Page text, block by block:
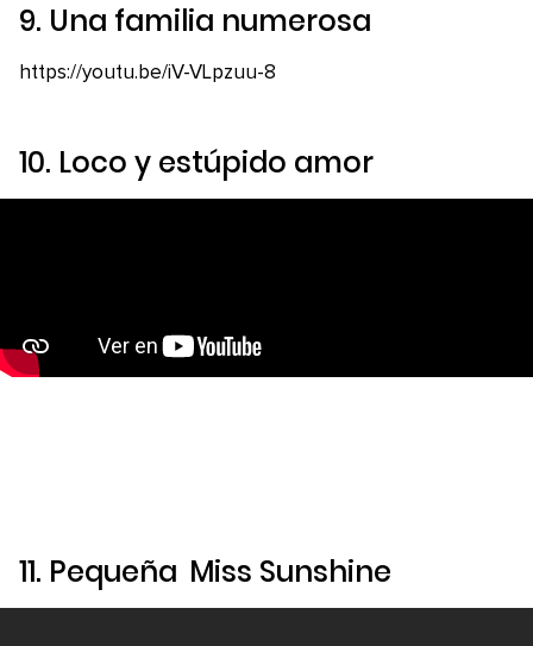
9. Una familia numerosa
https://youtu.be/iV-VLpzuu-8
10. Loco y estúpido amor
11. Pequeña Miss Sunshine